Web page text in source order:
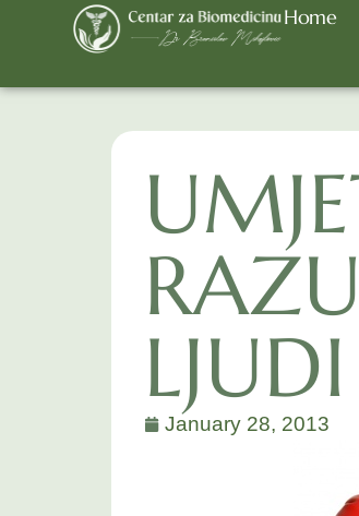
Home
LJUDI
January 28, 2013